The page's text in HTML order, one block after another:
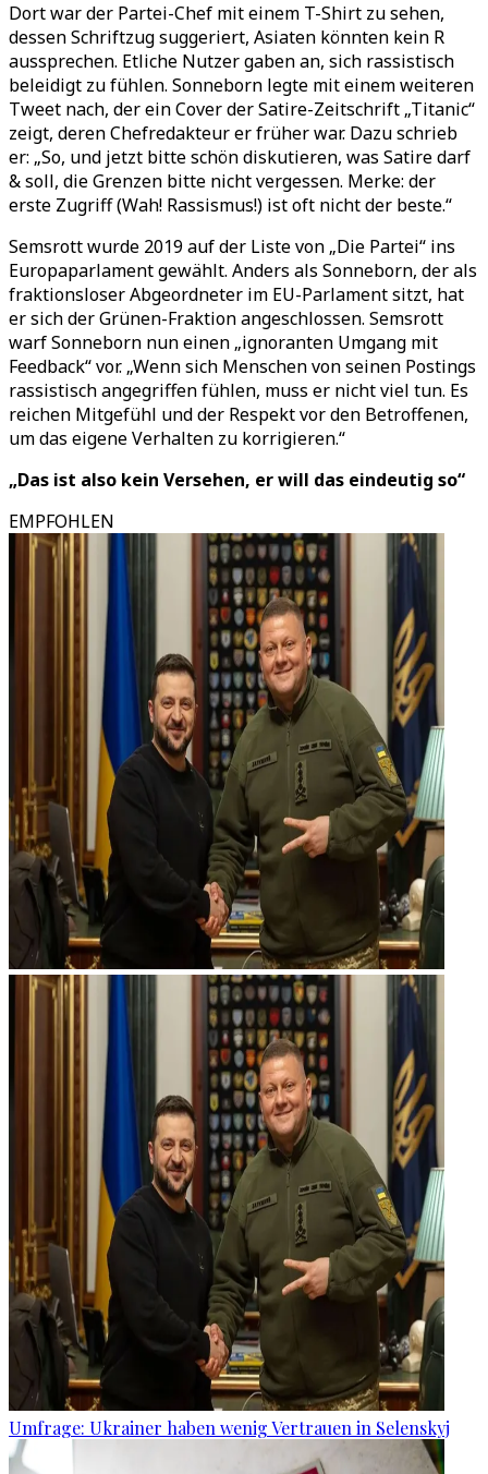
Dort war der Partei-Chef mit einem T-Shirt zu sehen,
dessen Schriftzug suggeriert, Asiaten könnten kein R
aussprechen. Etliche Nutzer gaben an, sich rassistisch
beleidigt zu fühlen. Sonneborn legte mit einem weiteren
Tweet nach, der ein Cover der Satire-Zeitschrift „Titanic“
zeigt, deren Chefredakteur er früher war. Dazu schrieb
er: „So, und jetzt bitte schön diskutieren, was Satire darf
& soll, die Grenzen bitte nicht vergessen. Merke: der
erste Zugriff (Wah! Rassismus!) ist oft nicht der beste.“
Semsrott wurde 2019 auf der Liste von „Die Partei“ ins
Europaparlament gewählt. Anders als Sonneborn, der als
fraktionsloser Abgeordneter im EU-Parlament sitzt, hat
er sich der Grünen-Fraktion angeschlossen. Semsrott
warf Sonneborn nun einen „ignoranten Umgang mit
Feedback“ vor. „Wenn sich Menschen von seinen Postings
rassistisch angegriffen fühlen, muss er nicht viel tun. Es
reichen Mitgefühl und der Respekt vor den Betroffenen,
um das eigene Verhalten zu korrigieren.“
„Das ist also kein Versehen, er will das eindeutig so“
EMPFOHLEN
Umfrage: Ukrainer haben wenig Vertrauen in Selenskyj